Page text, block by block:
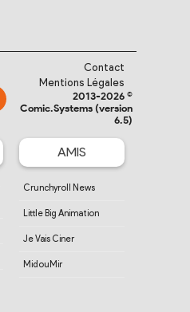
Contact
Mentions Légales
2013-2026 ©
Comic.Systems (version
6.5)
AMIS
Crunchyroll News
Little Big Animation
Je Vais Ciner
MidouMir